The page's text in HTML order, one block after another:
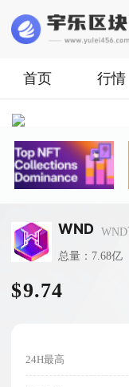
首页 行情
WND
总量：7.68亿
$9.74
24H最高